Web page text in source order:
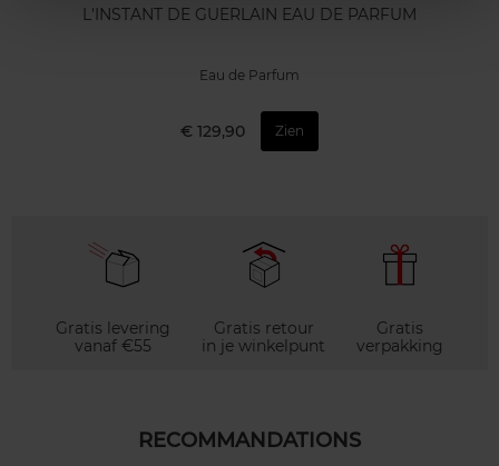
L'INSTANT DE GUERLAIN EAU DE PARFUM
Eau de Parfum
€ 129,90 Zien
Gratis levering
vanaf €55
Gratis retour
in je winkelpunt
Gratis
verpakking
RECOMMANDATIONS